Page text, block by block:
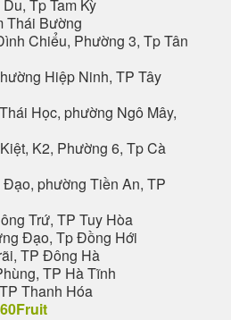
Tp Tam Kỳ
Thái Bường
Chiểu, Phường 3, Tp Tân
Hiệp Ninh, TP Tây
Học, phường Ngô Mây,
K2, Phường 6, Tp Cà
phường Tiền An, TP
Trứ, TP Tuy Hòa
Đạo, Tp Đồng Hới
TP Đông Hà
TP Hà Tĩnh
Thanh Hóa